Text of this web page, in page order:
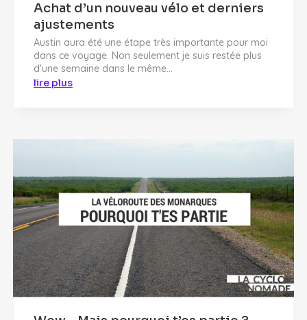
Achat d’un nouveau vélo et derniers
ajustements
Austin aura été une étape très importante pour moi
dans ce voyage. Non seulement je suis restée plus
d'une semaine dans le même...
lire plus